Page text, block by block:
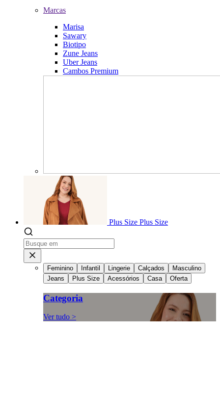
Marcas
Marisa
Sawary
Biotipo
Zune Jeans
Uber Jeans
Cambos Premium
Plus Size Plus Size
Feminino Infantil Lingerie Calçados
Masculino
Jeans
Plus Size Acessórios Casa Oferta
Categoria
Ver tudo >